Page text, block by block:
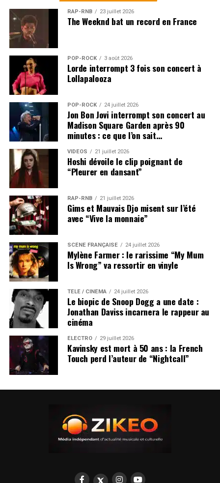
RAP-RNB 23 juillet 2026
The Weeknd bat un record en France
POP-ROCK 3 août 2026
Lorde interrompt 3 fois son concert à
Lollapalooza
POP-ROCK 24 juillet 2026
Jon Bon Jovi interrompt son concert au
Madison Square Garden après 90
minutes : ce que l’on sait…
VIDEOS 21 juillet 2026
Hoshi dévoile le clip poignant de
“Pleurer en dansant”
RAP-RNB 21 juillet 2026
Gims et Mauvais Djo misent sur l’été
avec “Vive la monnaie”
SCÈNE FRANÇAISE 24 juillet 2026
Mylène Farmer : le rarissime “My Mum
Is Wrong” va ressortir en vinyle
TÉLÉ / CINÉMA 24 juillet 2026
Le biopic de Snoop Dogg a une date :
Jonathan Daviss incarnera le rappeur au
cinéma
ÉLECTRO 29 juillet 2026
Kavinsky est mort à 50 ans : la French
Touch perd l’auteur de “Nightcall”